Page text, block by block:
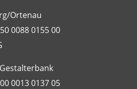
Ortenau
0088 0155 00
0013 0137 05